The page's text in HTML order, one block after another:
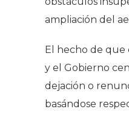
ampliación del
El hecho de que
y el Gobierno
dejación o
basándose